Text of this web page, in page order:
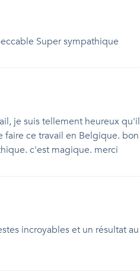
Super sympathique
je suis tellement heureux qu'il
faire ce travail en Belgique. bon
c'est magique. merci
incroyables et un résultat au